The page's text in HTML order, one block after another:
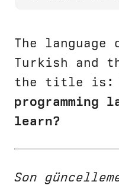
The
Turkish and
the title is:
programming
learn?
Son